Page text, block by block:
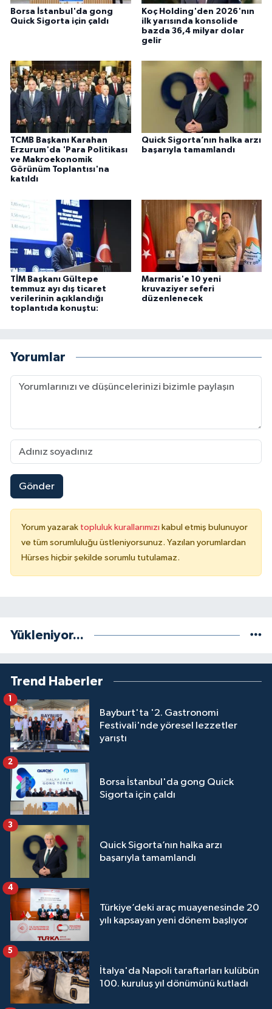
Borsa İstanbul'da gong
Quick Sigorta için çaldı
Koç Holding'den 2026'nın
ilk yarısında konsolide
bazda 36,4 milyar dolar
gelir
TCMB Başkanı Karahan
Erzurum'da 'Para Politikası
ve Makroekonomik
Görünüm Toplantısı'na
katıldı
Quick Sigorta’nın halka arzı
başarıyla tamamlandı
TİM Başkanı Gültepe
temmuz ayı dış ticaret
verilerinin açıklandığı
toplantıda konuştu:
Marmaris'e 10 yeni
kruvaziyer seferi
düzenlenecek
Yorumlar
Gönder
Yorum yazarak topluluk kurallarımızı kabul etmiş bulunuyor
ve tüm sorumluluğu üstleniyorsunuz. Yazılan yorumlardan
Hürses hiçbir şekilde sorumlu tutulamaz.
Yükleniyor...
Trend Haberler
Bayburt'ta '2. Gastronomi
Festivali'nde yöresel lezzetler
yarıştı
1
Borsa İstanbul'da gong Quick
Sigorta için çaldı
2
Quick Sigorta’nın halka arzı
başarıyla tamamlandı
3
Türkiye’deki araç muayenesinde 20
yılı kapsayan yeni dönem başlıyor
4
İtalya'da Napoli taraftarları kulübün
100. kuruluş yıl dönümünü kutladı
5